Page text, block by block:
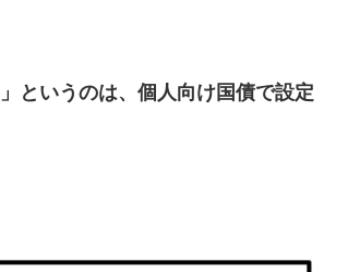
」というのは、個人向け国債で設定